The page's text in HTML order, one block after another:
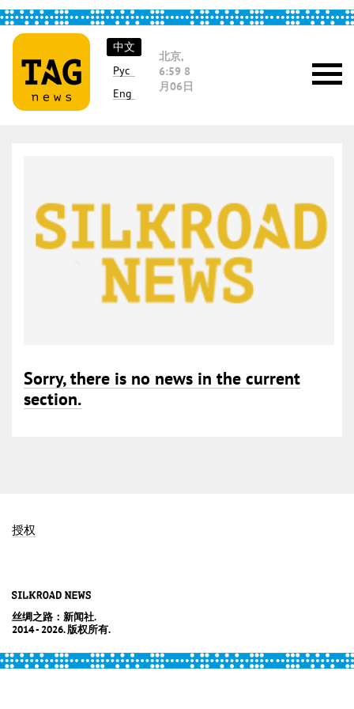
中文
Рус
Eng
北京,
6:59 8
月06日
Sorry, there is no news in the current
section.
授权
丝绸之路：新闻社.
2014 - 2026. 版权所有.